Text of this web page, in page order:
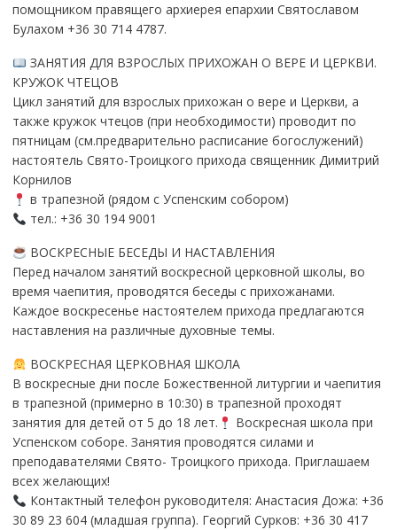
помощником правящего архиерея епархии Святославом
Булахом +36 30 714 4787.
ЗАНЯТИЯ ДЛЯ ВЗРОСЛЫХ ПРИХОЖАН О ВЕРЕ И ЦЕРКВИ.
КРУЖОК ЧТЕЦОВ
Цикл занятий для взрослых прихожан о вере и Церкви, а
также кружок чтецов (при необходимости) проводит по
пятницам (см.предварительно расписание богослужений)
настоятель Свято-Троицкого прихода священник Димитрий
Корнилов
в трапезной (рядом с Успенским собором)
тел.: +36 30 194 9001
ВОСКРЕСНЫЕ БЕСЕДЫ И НАСТАВЛЕНИЯ
Перед началом занятий воскресной церковной школы, во
время чаепития, проводятся беседы с прихожанами.
Каждое воскресенье настоятелем прихода предлагаются
наставления на различные духовные темы.
ВОСКРЕСНАЯ ЦЕРКОВНАЯ ШКОЛА
В воскресные дни после Божественной литургии и чаепития
в трапезной (примерно в 10:30) в трапезной проходят
занятия для детей от 5 до 18 лет.
Воскресная школа при
Успенском соборе. Занятия проводятся силами и
преподавателями Свято- Троицкого прихода. Приглашаем
всех желающих!
Контактный телефон руководителя: Анастасия Дожа: +36
30 89 23 604 (младшая группа). Георгий Сурков: +36 30 417